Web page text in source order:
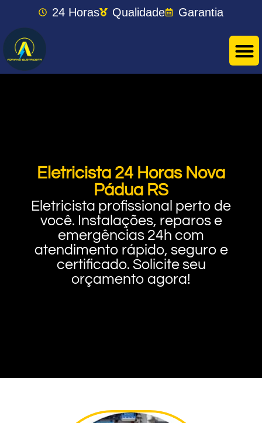
24 Horas Qualidade Garantia
Eletricista 24 Horas Nova
Pádua RS
Eletricista profissional perto de
você. Instalações, reparos e
emergências 24h com
atendimento rápido, seguro e
certificado. Solicite seu
orçamento agora!